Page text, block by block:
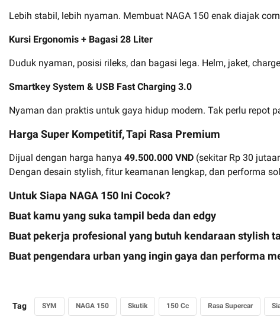
Lebih stabil, lebih nyaman. Membuat NAGA 150 enak diajak
Kursi Ergonomis + Bagasi 28 Liter
Duduk nyaman, posisi rileks, dan bagasi lega. Helm, jaket,
Smartkey System & USB Fast Charging 3.0
Nyaman dan praktis untuk gaya hidup modern. Tak perlu repot
Harga Super Kompetitif, Tapi Rasa Premium
Dijual dengan harga hanya 49.500.000 VND (sekitar Rp 30
Dengan desain stylish, fitur keamanan lengkap, dan performa
Untuk Siapa NAGA 150 Ini Cocok?
Buat kamu yangsuka tampil beda dan edgy
Buat pekerja profesional yang butuh kendaraan stylish
Buat pengendara urban yang ingingaya dan performa
Tag SYM NAGA 150 Skutik 150 Cc Rasa Supercar